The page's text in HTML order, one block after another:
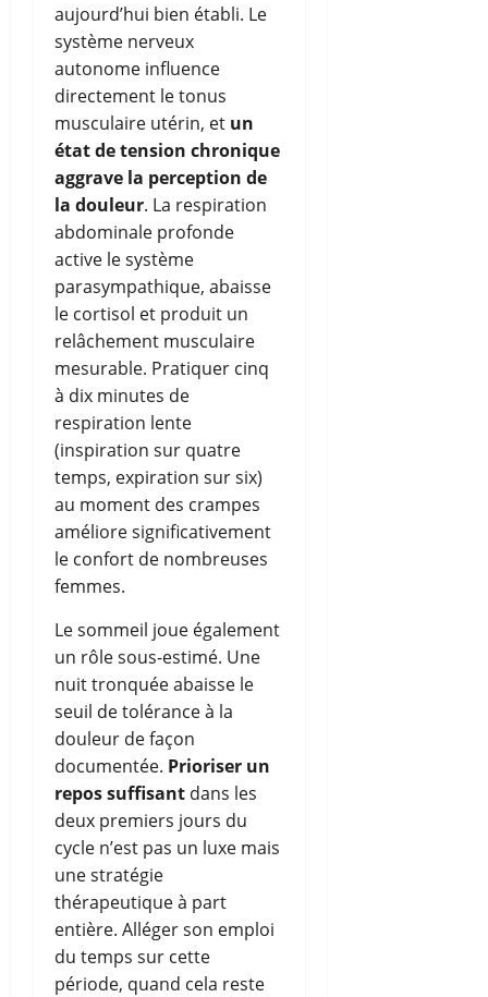
aujourd’hui bien établi. Le
système nerveux
autonome influence
directement le tonus
musculaire utérin, et un
état de tension chronique
aggrave la perception de
la douleur. La respiration
abdominale profonde
active le système
parasympathique, abaisse
le cortisol et produit un
relâchement musculaire
mesurable. Pratiquer cinq
à dix minutes de
respiration lente
(inspiration sur quatre
temps, expiration sur six)
au moment des crampes
améliore significativement
le confort de nombreuses
femmes.
Le sommeil joue également
un rôle sous-estimé. Une
nuit tronquée abaisse le
seuil de tolérance à la
douleur de façon
documentée. Prioriser un
repos suffisant dans les
deux premiers jours du
cycle n’est pas un luxe mais
une stratégie
thérapeutique à part
entière. Alléger son emploi
du temps sur cette
période, quand cela reste